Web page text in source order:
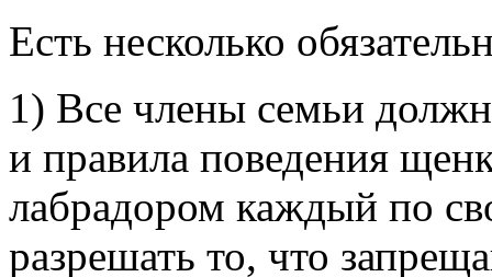
Есть несколько
1) Все члены семьи
и правила поведения
лабрадором каждый по
разрешать то, что